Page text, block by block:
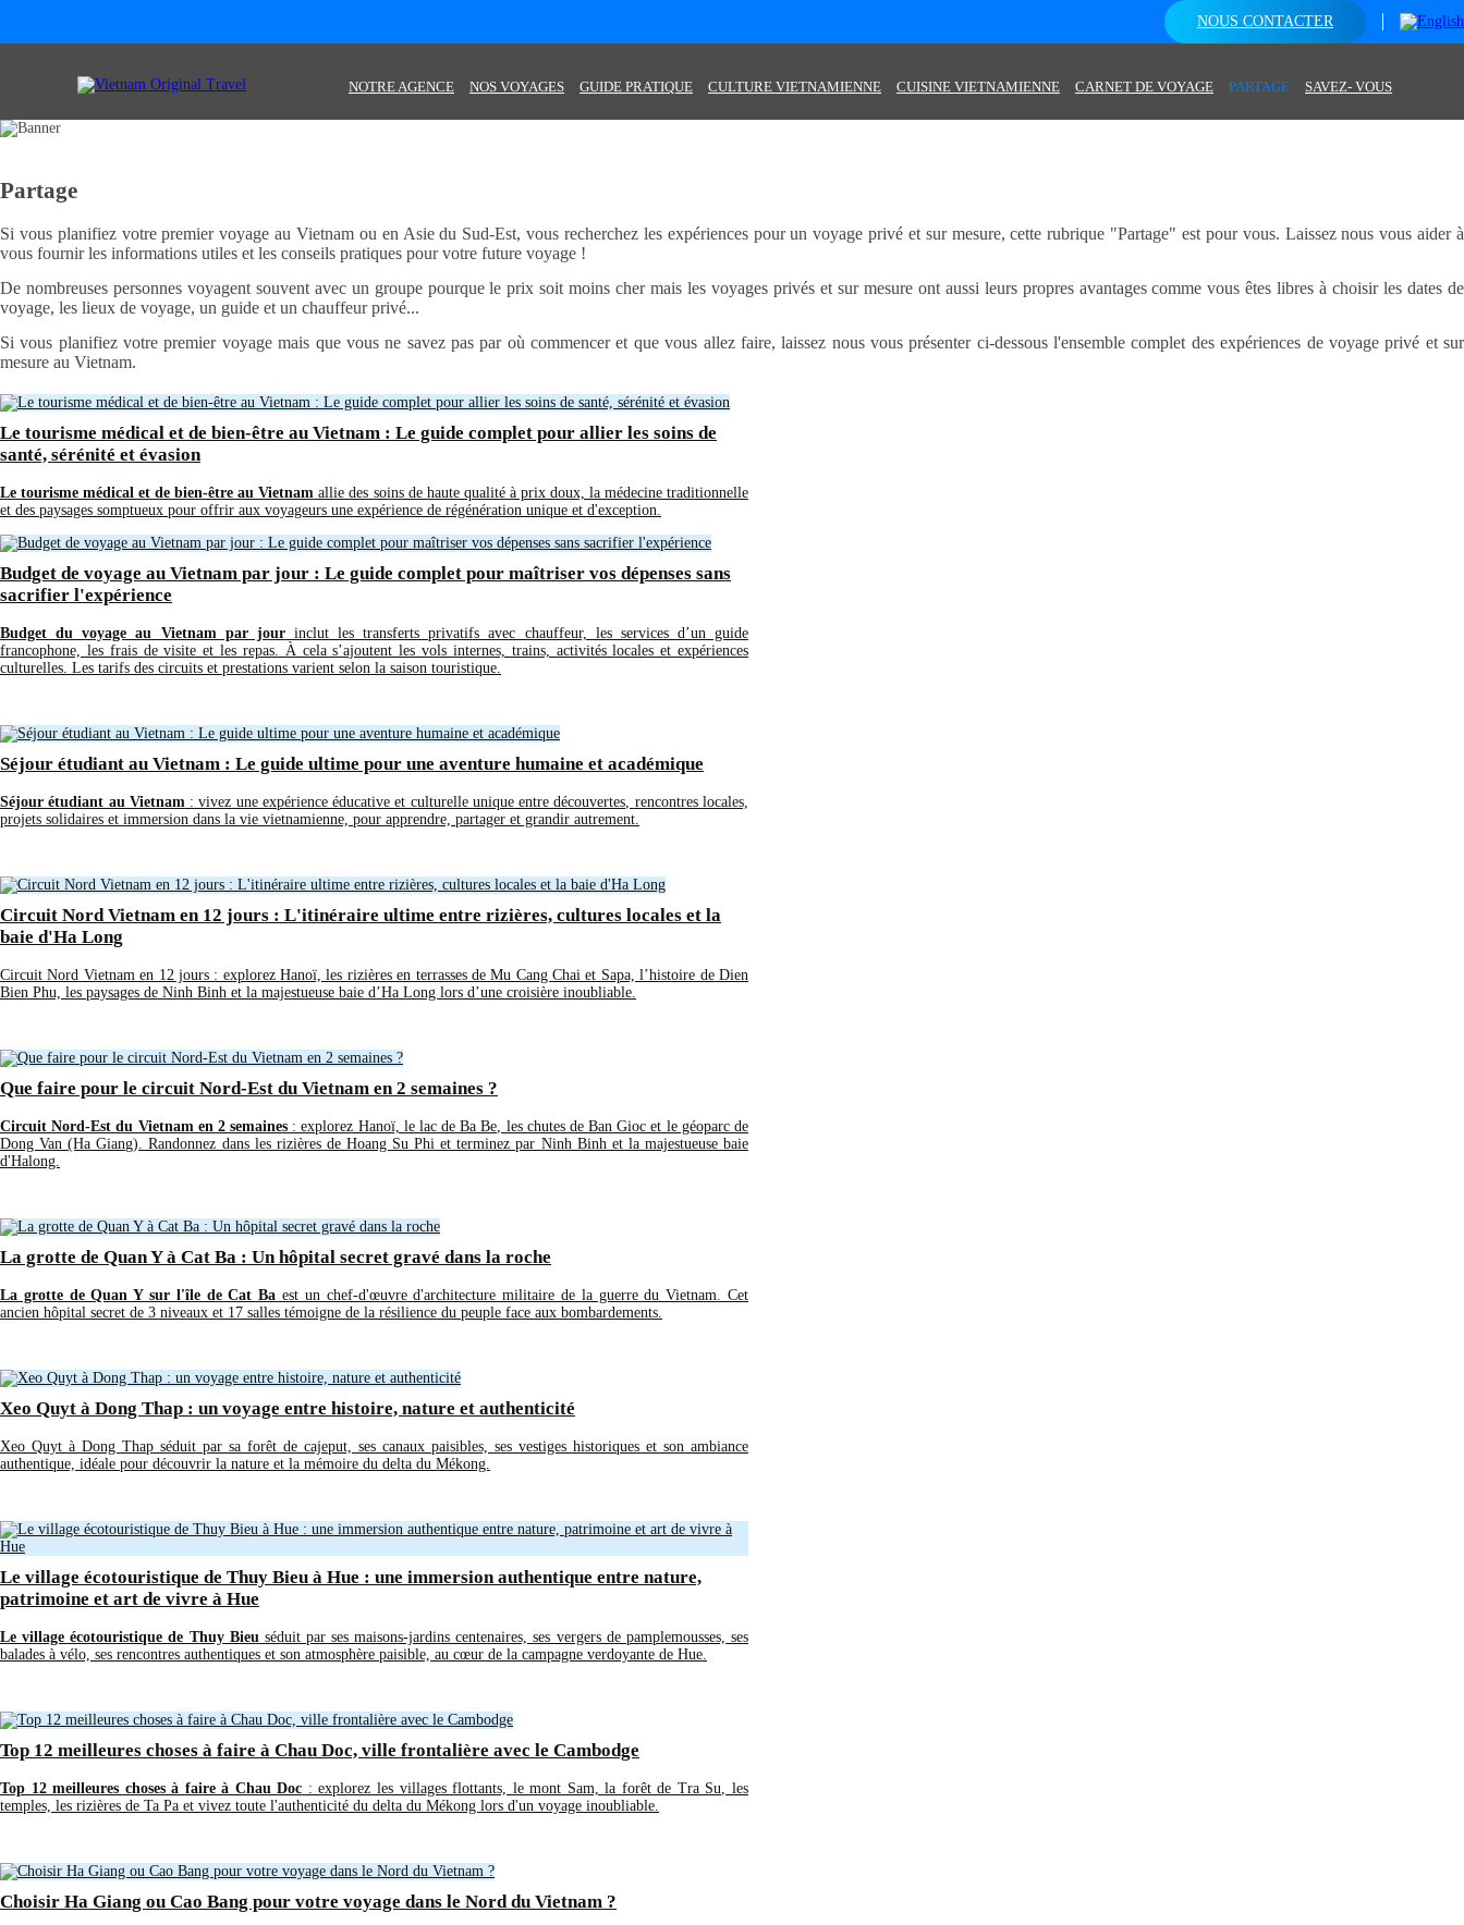
NOUS CONTACTER
NOTRE AGENCE NOS VOYAGES GUIDE PRATIQUE CULTURE VIETNAMIENNE CUISINE VIETNAMIENNE CARNET DE VOYAGE PARTAGE SAVEZ- VOUS
Partage
Si vous planifiez votre premier voyage au Vietnam ou en Asie du Sud-Est, vous recherchez les expériences pour un voyage privé et sur mesure, cette rubrique "Partage" est pour vous. Laissez nous vous aider à
vous fournir les informations utiles et les conseils pratiques pour votre future voyage !
De nombreuses personnes voyagent souvent avec un groupe pourque le prix soit moins cher mais les voyages privés et sur mesure ont aussi leurs propres avantages comme vous êtes libres à choisir les dates de
voyage, les lieux de voyage, un guide et un chauffeur privé...
Si vous planifiez votre premier voyage mais que vous ne savez pas par où commencer et que vous allez faire, laissez nous vous présenter ci-dessous l'ensemble complet des expériences de voyage privé et sur
mesure au Vietnam.
Le tourisme médical et de bien-être au Vietnam : Le guide complet pour allier les soins de
santé, sérénité et évasion
Le tourisme médical et de bien-être au Vietnam allie des soins de haute qualité à prix doux, la médecine traditionnelle
et des paysages somptueux pour offrir aux voyageurs une expérience de régénération unique et d'exception.
Budget de voyage au Vietnam par jour : Le guide complet pour maîtriser vos dépenses sans
sacrifier l'expérience
Budget du voyage au Vietnam par jourinclut les transferts privatifs avec chauffeur, les services d’un guide
francophone, les frais de visite et les repas. À cela s’ajoutent les vols internes, trains, activités locales et expériences
culturelles. Les tarifs des circuits et prestations varient selon la saison touristique.
Séjour étudiant au Vietnam : Le guide ultime pour une aventure humaine et académique
Séjour étudiant au Vietnam : vivez une expérience éducative et culturelle unique entre découvertes, rencontres locales,
projets solidaires et immersion dans la vie vietnamienne, pour apprendre, partager et grandir autrement.
Circuit Nord Vietnam en 12 jours : L'itinéraire ultime entre rizières, cultures locales et la
baie d'Ha Long
Circuit Nord Vietnam en 12 jours : explorez Hanoï, les rizières en terrasses de Mu Cang Chai et Sapa, l’histoire de Dien
Bien Phu, les paysages de Ninh Binh et la majestueuse baie d’Ha Long lors d’une croisière inoubliable.
Que faire pour le circuit Nord-Est du Vietnam en 2 semaines ?
Circuit Nord-Est du Vietnam en 2 semaines : explorez Hanoï, le lac de Ba Be, les chutes de Ban Gioc et le géoparc de
Dong Van (Ha Giang). Randonnez dans les rizières de Hoang Su Phi et terminez par Ninh Binh et la majestueuse baie
d'Halong.
La grotte de Quan Y à Cat Ba : Un hôpital secret gravé dans la roche
La grotte de Quan Y sur l'île de Cat Ba est un chef-d'œuvre d'architecture militaire de la guerre du Vietnam. Cet
ancien hôpital secret de 3 niveaux et 17 salles témoigne de la résilience du peuple face aux bombardements.
Xeo Quyt à Dong Thap : un voyage entre histoire, nature et authenticité
Xeo Quyt à Dong Thap séduit par sa forêt de cajeput, ses canaux paisibles, ses vestiges historiques et son ambiance
authentique, idéale pour découvrir la nature et la mémoire du delta du Mékong.
Le village écotouristique de Thuy Bieu à Hue : une immersion authentique entre nature,
patrimoine et art de vivre à Hue
Le village écotouristique de Thuy Bieu séduit par ses maisons-jardins centenaires, ses vergers de pamplemousses, ses
balades à vélo, ses rencontres authentiques et son atmosphère paisible, au cœur de la campagne verdoyante de Hue.
Top 12 meilleures choses à faire à Chau Doc, ville frontalière avec le Cambodge
Top 12 meilleures choses à faire à Chau Doc : explorez les villages flottants, le mont Sam, la forêt de Tra Su, les
temples, les rizières de Ta Pa et vivez toute l'authenticité du delta du Mékong lors d'un voyage inoubliable.
Choisir Ha Giang ou Cao Bang pour votre voyage dans le Nord du Vietnam ?